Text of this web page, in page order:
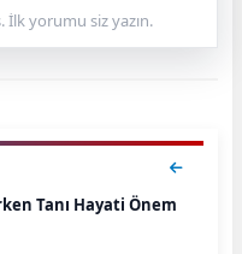
İlk yorumu siz yazın.
Tanı Hayati Önem